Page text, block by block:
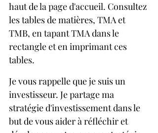
haut de la page d'accueil. Consultez
les tables de matières, TMA et
TMB, en tapant TMA dans le
rectangle et en imprimant ces
tables.
Je vous rappelle que je suis un
investisseur. Je partage ma
stratégie d'investissement dans le
but de vous aider à réfléchir et